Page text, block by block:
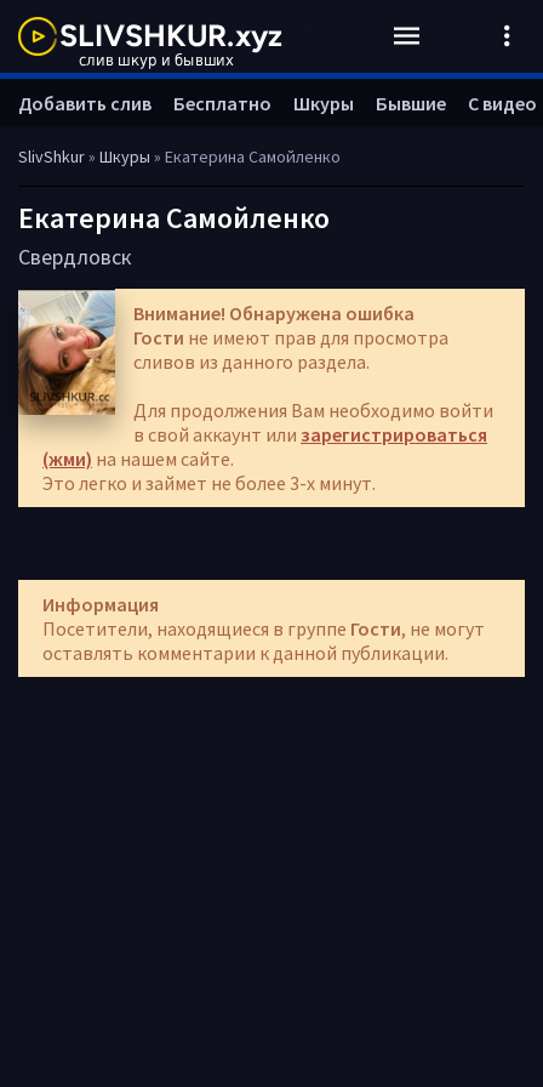
SlivShkur» Шкуры » Екатерина Самойленко
Екатерина Самойленко
Свердловск
Внимание! Обнаружена ошибка
Гости не имеют прав для просмотра
сливов из данного раздела.
Для продолжения Вам необходимо войти
в свой аккаунт или зарегистрироваться
(жми) на нашем сайте.
Это легко и займет не более 3-х минут.
Информация
Посетители, находящиеся в группе Гости, не могут
оставлять комментарии к данной публикации.
Добавить слив Бесплатно Шкуры Бывшие С видео